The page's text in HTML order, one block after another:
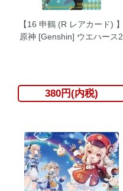
【16 申鶴 (R レアカード) 】
原神 [Genshin] ウエハース2
380円(内税)